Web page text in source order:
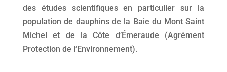
des études scientifiques en particulier sur la
population de dauphins de la Baie du Mont Saint
Michel et de la Côte d’Émeraude (Agrément
Protection de l’Environnement).